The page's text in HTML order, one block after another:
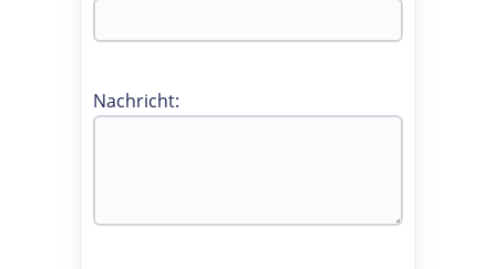
Nachricht: